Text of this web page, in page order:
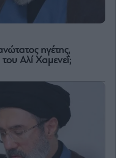
ηγέτης,
Αλί Χαμενεΐ;